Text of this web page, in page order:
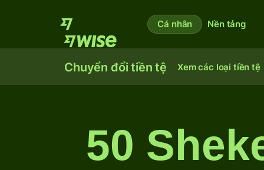
Cá nhân Nền tảng
Chuyển đổi tiền tệ Xem các loại tiền tệ
50